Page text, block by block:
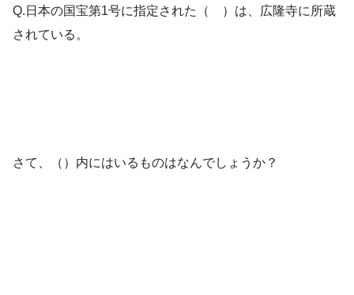
Q.日本の国宝第1号に指定された（ ）は、広隆寺に所蔵
されている。
さて、（）内にはいるものはなんでしょうか？